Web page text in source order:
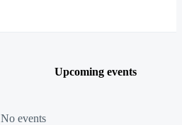
Upcoming events
No events